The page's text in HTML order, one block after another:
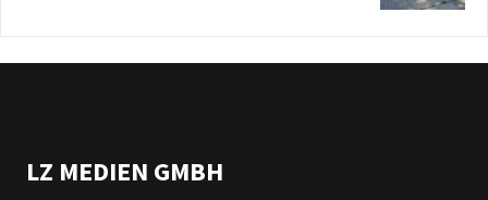
LZ MEDIEN GMBH